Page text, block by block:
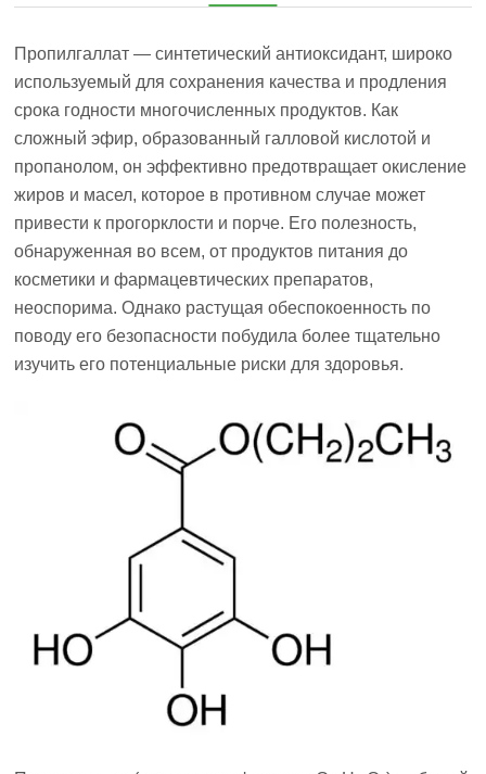
Пропилгаллат — синтетический антиоксидант, широко
используемый для сохранения качества и продления
срока годности многочисленных продуктов. Как
сложный эфир, образованный галловой кислотой и
пропанолом, он эффективно предотвращает окисление
жиров и масел, которое в противном случае может
привести к прогорклости и порче. Его полезность,
обнаруженная во всем, от продуктов питания до
косметики и фармацевтических препаратов,
неоспорима. Однако растущая обеспокоенность по
поводу его безопасности побудила более тщательно
изучить его потенциальные риски для здоровья.